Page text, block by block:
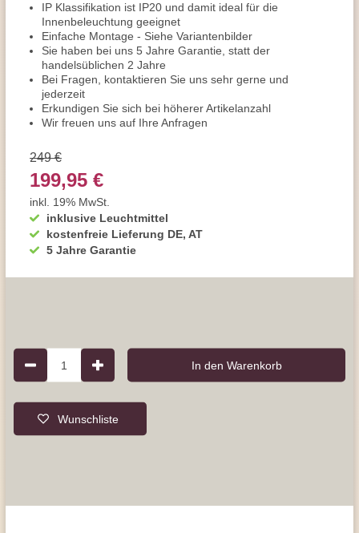
IP Klassifikation ist IP20 und damit ideal für die
Innenbeleuchtung geeignet
Einfache Montage - Siehe Variantenbilder
Sie haben bei uns 5 Jahre Garantie, statt der
handelsüblichen 2 Jahre
Bei Fragen, kontaktieren Sie uns sehr gerne und
jederzeit
Erkundigen Sie sich bei höherer Artikelanzahl
Wir freuen uns auf Ihre Anfragen
inklusive Leuchtmittel
kostenfreie Lieferung DE, AT
5 Jahre Garantie
249 €
199,95 €
inkl. 19% MwSt.
1 In den Warenkorb
Wunschliste